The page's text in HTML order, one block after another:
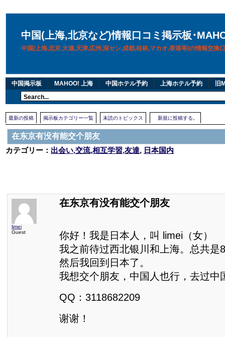
中国(上海,北京など)情報口コミ掲示板･
中国(上海,北京,大連,天津,広州,深セン,成都,桂林,マカオ,香港等)の情報交換
中国掲示板 MAHOO! 上海 中国ホテル予約 上海ホテル予約 旧
最新の投稿 掲示板カテゴリー一覧 未読のトピックス 新規に投稿する。
在东京有没有能交个朋友
カテゴリー： 出会い,交流,相互学習,友達, 日本国内
limei
Guest
在东京有没有能交个朋友
你好！我是日本人，叫 limei（女）
我之前待过西北银川和上海。总共是
然后我回到日本了。
我想交个朋友，中国人也行，去过中
QQ：3118682209
谢谢！